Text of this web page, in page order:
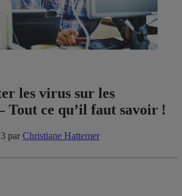
les virus sur les
ce qu’il faut savoir !
par Christiane Hattemer